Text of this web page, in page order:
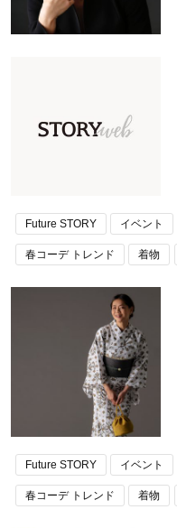
Future STORY イベント
春コーデ トレンド 着物
Future STORY イベント
春コーデ トレンド 着物